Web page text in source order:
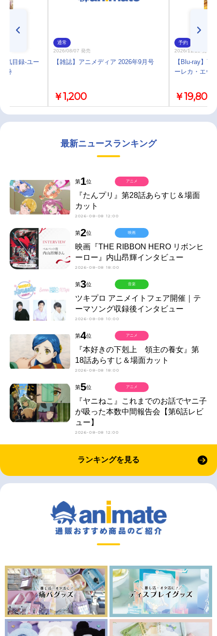
氣目録-ユー
巻
通常
2026/08/07 発売
【雑誌】アニメディア 2026年9月号
￥1,200
予約
2026/11/25 発売
【Blu-ray】
ーレカ・エヴ
￥19,800
最新ニュースランキング
第1位
『たんプリ』第28話あらすじ＆場面
カット
2026-08-08 12:00
アニメ
第2位
映画『THE RIBBON HERO リボンヒ
ーロー』内山昂輝インタビュー
2026-08-08 18:00
映画
第3位
ツキプロ アニメイトフェア開催｜テ
ーマソング収録後インタビュー
2026-08-08 10:00
音楽
第4位
『本好きの下剋上 領主の養女』第
18話あらすじ＆場面カット
2026-08-08 18:00
アニメ
第5位
『ヤニねこ』これまでのお話でヤニ子
が吸った本数中間報告会【第6話レビ
ュー】
2026-08-08 12:00
アニメ
ランキングを見る